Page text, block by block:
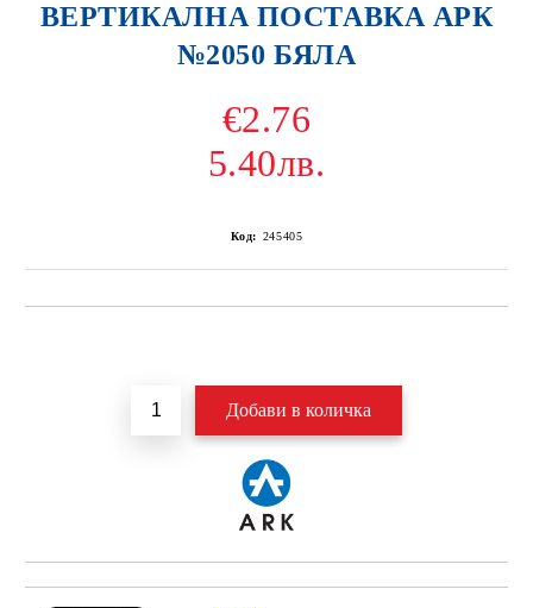
ВЕРТИКАЛНА ПОСТАВКА АРК
№2050 БЯЛА
€2.76
5.40лв.
Код: 245405